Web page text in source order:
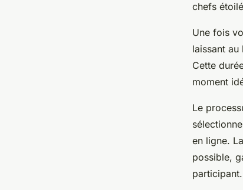
chefs
Une fois
laissant
Cette
moment
Le
en ligne. La
possible,
participant.